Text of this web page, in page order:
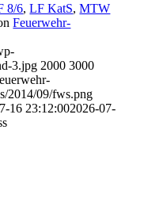
8/6,LF KatS,MTW
Feuerwehr-
3.jpg 2000 3000
2014/09/fws.png
16 23:12:002026-07-